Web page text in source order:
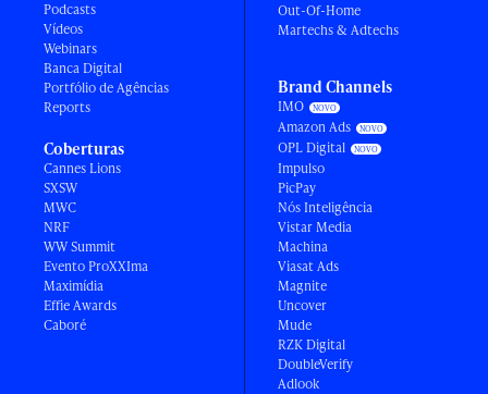
Podcasts
Vídeos
Webinars
Banca Digital
Portfólio de Agências
Reports
Coberturas
Cannes Lions
SXSW
MWC
NRF
WW Summit
Evento ProXXIma
Maximídia
Effie Awards
Caboré
Out-Of-Home
Martechs & Adtechs
Brand Channels
IMO
Amazon Ads
OPL Digital
Impulso
PicPay
Nós Inteligência
Vistar Media
Machina
Viasat Ads
Magnite
Uncover
Mude
RZK Digital
DoubleVerify
Adlook